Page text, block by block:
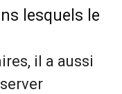
lesquels le
il a aussi